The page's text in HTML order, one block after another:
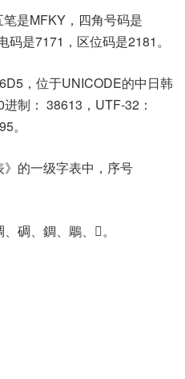
笔是MFKY，四角号码是
是7171，区位码是2181。
，位于UNICODE的中日韩
制： 38613，UTF-32：
。
》的一级字表中，序号
碉、錭、鵰、𪄄。